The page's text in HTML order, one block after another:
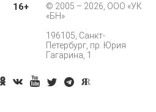
16+
© 2005 – 2026, ООО «УК
«БН»
196105, Санкт-
Петербург, пр. Юрия
Гагарина, 1